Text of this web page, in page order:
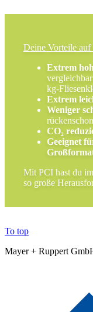
Deine Vorteile
Extrem
Extrem
Weniger
CO₂
Geeignet
Mit PCI hast du
so große
To top
Mayer + Ruppert